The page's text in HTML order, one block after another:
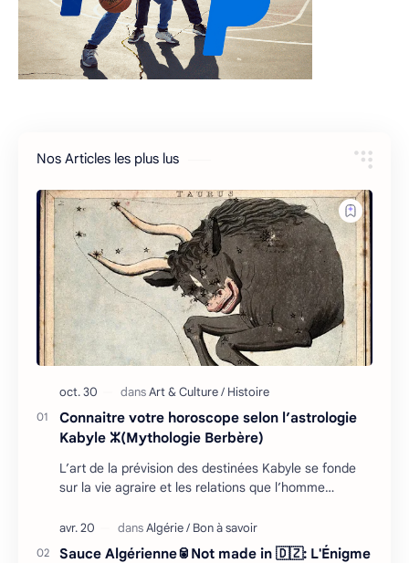
Nos Articles les plus lus
Connaitre votre horoscope selon l’astrologie
Kabyle ⵣ(Mythologie Berbère)
L’art de la prévision des destinées Kabyle se fonde
sur la vie agraire et les relations que l’homme
Sauce Algérienne🥫Not made in 🇩🇿: L'Énigme